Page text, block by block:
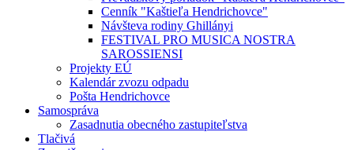
Cenník "Kaštieľa Hendrichovce"
Návšteva rodiny Ghillányi
FESTIVAL PRO MUSICA NOSTRA
SAROSSIENSI
Projekty EÚ
Kalendár zvozu odpadu
Pošta Hendrichovce
Samospráva
Zasadnutia obecného zastupiteľstva
Tlačivá